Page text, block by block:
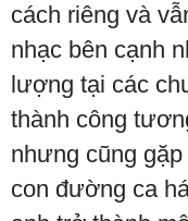
cách riêng và
nhạc bên cạnh
lượng tại các
thành công
nhưng cũng
con đường ca